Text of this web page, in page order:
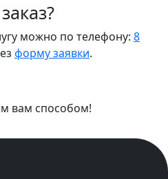
можно по телефону: 8
форму заявки.
вам способом!